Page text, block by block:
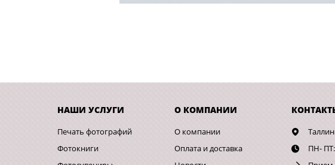
НАШИ УСЛУГИ
Печать фотографий
Фотокниги
О КОМПАНИИ
О компании
Оплата и доставка
ПН- ПТ: